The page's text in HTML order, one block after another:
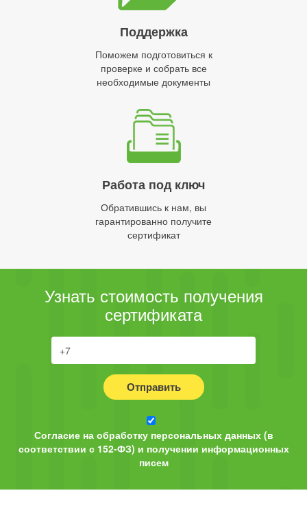
Поддержка
Поможем подготовиться к
проверке и собрать все
необходимые документы
Работа под ключ
Обратившись к нам, вы
гарантированно получите
сертификат
Узнать стоимость получения
сертификата
Отправить
Согласие на обработку персональных данных (в
соответствии с 152-ФЗ) и получении информационных
писем